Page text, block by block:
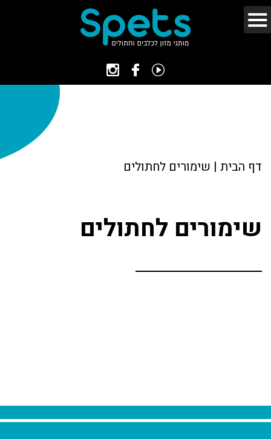
דף הבית | שימורים לחתולים
שימורים לחתולים